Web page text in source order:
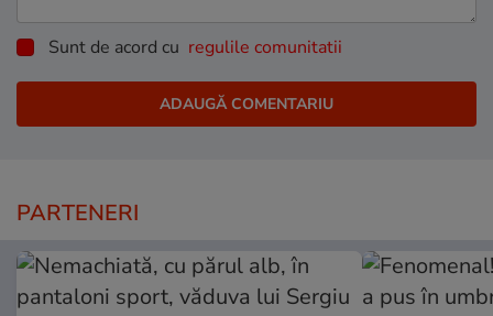
Sunt de acord cu regulile comunitatii
PARTENERI